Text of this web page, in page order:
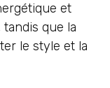
et
que la
le style et la